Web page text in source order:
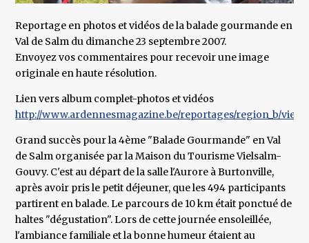
Reportage en photos et vidéos de la balade gourmande en
Val de Salm du dimanche 23 septembre 2007.
Envoyez vos commentaires pour recevoir une image
originale en haute résolution.
Lien vers album complet-photos et vidéos
http://www.ardennesmagazine.be/reportages/region_b/
Grand succès pour la 4ème "Balade Gourmande" en Val
de Salm organisée par la Maison du Tourisme Vielsalm-
Gouvy. C'est au départ de la salle l'Aurore à Burtonville,
après avoir pris le petit déjeuner, que les 494 participants
partirent en balade. Le parcours de 10 km était ponctué de
haltes "dégustation". Lors de cette journée ensoleillée,
l'ambiance familiale et la bonne humeur étaient au